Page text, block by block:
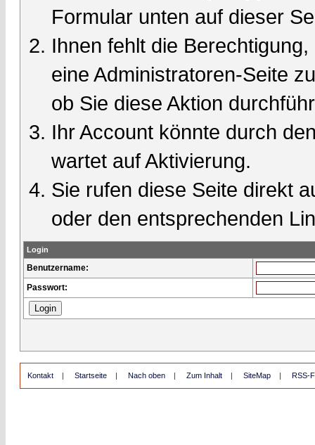
Formular unten auf dieser
Ihnen fehlt die
eine Administratoren-Seite
ob Sie diese Aktion
Ihr Account könnte durch
wartet auf Aktivierung.
Sie rufen diese Seite direkt
oder den entsprechenden
Login
Benutzername:
Passwort:
Kontakt | Startseite | Nach oben | Zum Inhalt | SiteMap | RSS-